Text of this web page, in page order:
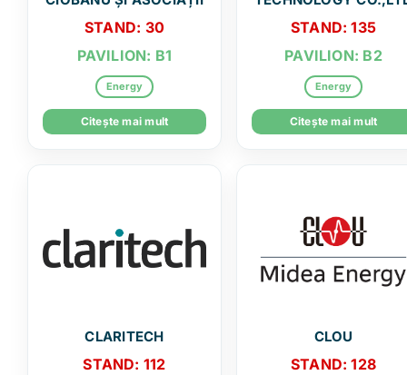
STAND: 30
PAVILION: B1
Energy
Citește mai mult
STAND: 135
PAVILION: B2
Energy
Citește mai mult
CLARITECH
STAND: 112
CLOU
STAND: 128